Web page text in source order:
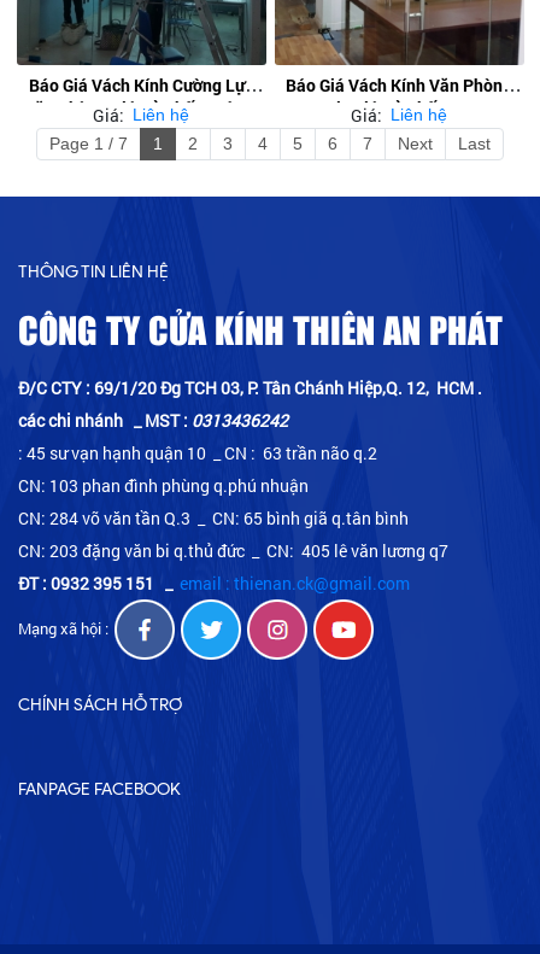
Báo Giá Vách Kính Cường Lực
Văn Phòng Giá Rẻ Nhất Quận 2
Giá: Liên hệ
Báo Giá Vách Kính Văn Phòng
12ly Giá Rẻ Nhất Hcm
Giá: Liên hệ
Page 1 / 7
1 2 3 4 5 6 7 Next Last
THÔNG TIN LIÊN HỆ
CÔNG TY CỬA KÍNH THIÊN AN PHÁT
Đ/C CTY : 69/1/20 Đg TCH 03, P. Tân Chánh Hiệp,Q. 12, HCM .
các chi nhánh _ MST : 0313436242
: 45 sư vạn hạnh quận 10 _ CN : 63 trần não q.2
CN: 103 phan đình phùng q.phú nhuận
CN: 284 võ văn tần Q.3 _ CN: 65 bình giã q.tân bình
CN: 203 đặng văn bi q.thủ đức _ CN: 405 lê văn lương q7
ĐT : 0932 395 151 _ email : thienan.ck@gmail.com
Mạng xã hội :
CHÍNH SÁCH HỖ TRỢ
FANPAGE FACEBOOK